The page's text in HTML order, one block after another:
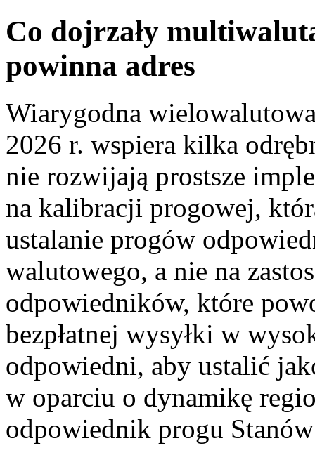
Co dojrzały
powinna adres
Wiarygodna
2026 r. wspiera kilka
nie rozwijają prostsze
na kalibracji progowej,
ustalanie progów
walutowego, a nie na
odpowiedników, które
bezpłatnej wysyłki w
odpowiedni, aby ustalić
w oparciu o dynamikę
odpowiednik progu